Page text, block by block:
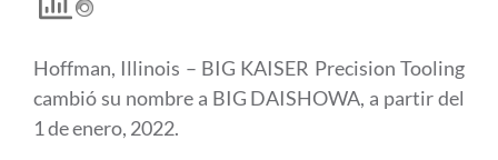
Hoffman, Illinois – BIG KAISER Precision Tooling
cambió su nombre a BIG DAISHOWA, a partir del
1 de enero, 2022.